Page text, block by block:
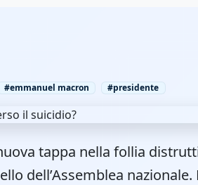
#emmanuel macron #presidente
tappa nella follia
dell’Assemblea